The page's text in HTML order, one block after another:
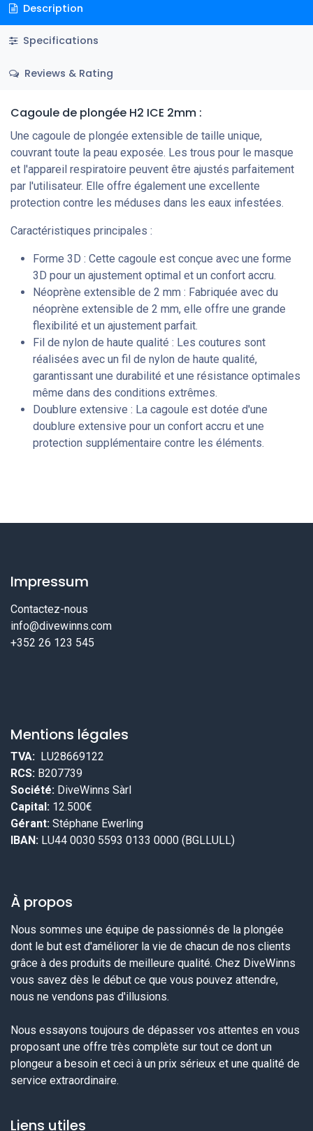
Description
Specifications
Reviews & Rating
Cagoule de plongée H2 ICE 2mm :
Une cagoule de plongée extensible de taille unique,
couvrant toute la peau exposée. Les trous pour le masque
et l'appareil respiratoire peuvent être ajustés parfaitement
par l'utilisateur. Elle offre également une excellente
protection contre les méduses dans les eaux infestées.
Caractéristiques principales :
Forme 3D : Cette cagoule est conçue avec une forme
3D pour un ajustement optimal et un confort accru.
Néoprène extensible de 2 mm : Fabriquée avec du
néoprène extensible de 2 mm, elle offre une grande
flexibilité et un ajustement parfait.
Fil de nylon de haute qualité : Les coutures sont
réalisées avec un fil de nylon de haute qualité,
garantissant une durabilité et une résistance optimales
même dans des conditions extrêmes.
Doublure extensive : La cagoule est dotée d'une
doublure extensive pour un confort accru et une
protection supplémentaire contre les éléments.
Impressum
Contactez-nous
info@divewinns.com
+352 26 123 545
Mentions légales
TVA: LU28669122
RCS: B207739
Société: DiveWinns Sàrl
Capital: 12.500€
Gérant: Stéphane Ewerling
IBAN: LU44 0030 5593 0133 0000 (BGLLULL)
À propos
Nous sommes une équipe de passionnés de la plongée
dont le but est d'améliorer la vie de chacun de nos clients
grâce à des produits de meilleure qualité. Chez DiveWinns
vous savez dès le début ce que vous pouvez attendre,
nous ne vendons pas d'illusions.
Nous essayons toujours de dépasser vos attentes en vous
proposant une offre très complète sur tout ce dont un
plongeur a besoin et ceci à un prix sérieux et une qualité de
service extraordinaire.
Liens utiles